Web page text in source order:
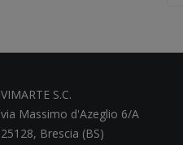
VIMARTE S.C.
via Massimo d'Azeglio 6/A
25128, Brescia (BS)